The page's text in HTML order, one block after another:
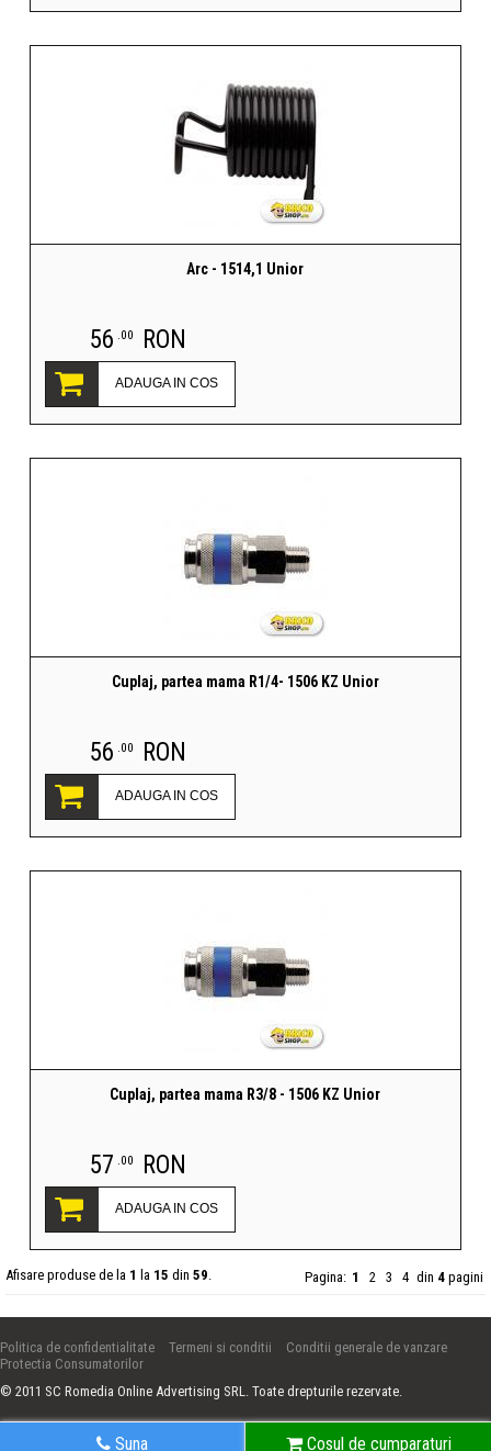
Arc - 1514,1 Unior
56 .00 RON
ADAUGA IN COS
Cuplaj, partea mama R1/4- 1506 KZ Unior
56 .00 RON
ADAUGA IN COS
Cuplaj, partea mama R3/8 - 1506 KZ Unior
57 .00 RON
ADAUGA IN COS
Afisare produse de la 1 la 15 din 59. Pagina: 1 2 3 4 din 4 pagini
Politica de confidentialitate Termeni si conditii
Conditii generale de vanzare
Protectia Consumatorilor
© 2011 SC Romedia Online Advertising SRL. Toate drepturile rezervate.
Suna Cosul de cumparaturi